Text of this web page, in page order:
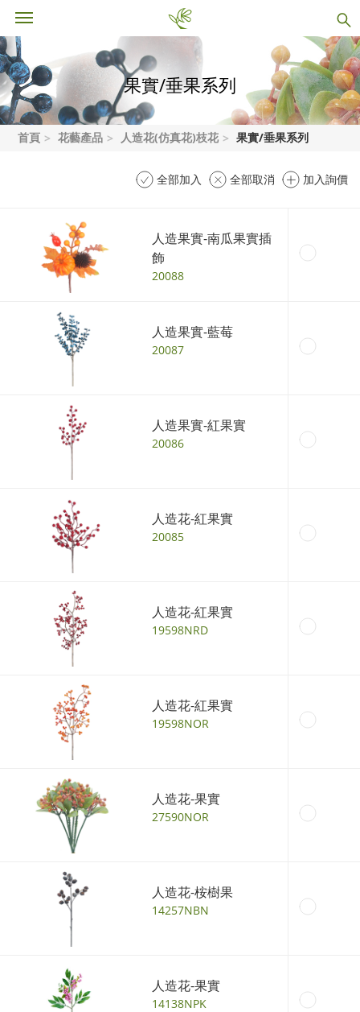
果實/垂果系列
首頁 花藝產品 人造花(仿真花)枝花 果實/垂果系列
全部加入 全部取消 加入詢價
人造果實-南瓜果實插
飾
20088
人造果實-藍莓
20087
人造果實-紅果實
20086
人造花-紅果實
20085
人造花-紅果實
19598NRD
人造花-紅果實
19598NOR
人造花-果實
27590NOR
人造花-桉樹果
14257NBN
人造花-果實
14138NPK